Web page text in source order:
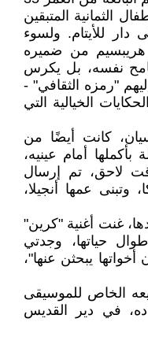
الثمانية المتبقين
دار للأيتام. ولسوء
من ضميره
نفسه، بل يكرس
"رمزه الثقافي" -
الخيالية التي
كانت أيضًا من
أمام عينيه،
لاحق، تم إرسال
وتبنى عمها أنجيلا،
غنت أغنية "كرين"
حياتها، وجدتي
يبحثن عنها"،
الخاص للموسيقى
في دير القديس